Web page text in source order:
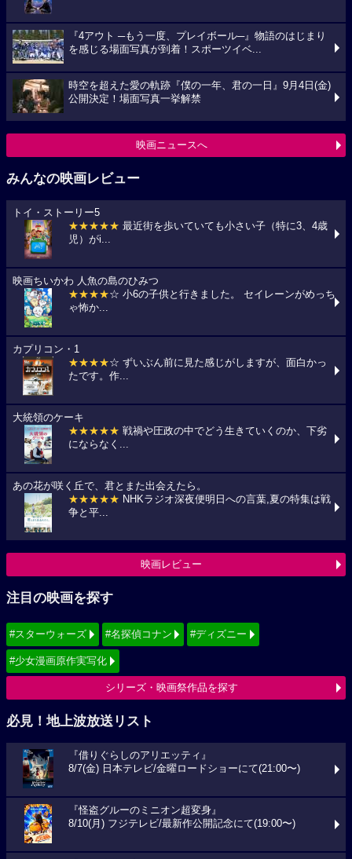
『4アウト ─もう一度、プレイボール─』物語のはじまり
を感じる場面写真が到着！スポーツイベ...
時空を超えた愛の軌跡『僕の一年、君の一日』9月4日(金)
公開決定！場面写真一挙解禁
映画ニュースへ
みんなの映画レビュー
トイ・ストーリー5
★★★★★ 最近街を歩いていても小さい子（特に3、4歳
児）がi...
映画ちいかわ 人魚の島のひみつ
★★★★☆ 小6の子供と行きました。 セイレーンがめっち
ゃ怖か...
カプリコン・1
★★★★☆ ずいぶん前に見た感じがしますが、面白かっ
たです。作...
大統領のケーキ
★★★★★ 戦禍や圧政の中でどう生きていくのか、下劣
にならなく...
あの花が咲く丘で、君とまた出会えたら。
★★★★★ NHKラジオ深夜便明日への言葉,夏の特集は戦
争と平...
映画レビュー
注目の映画を探す
#スターウォーズ #名探偵コナン #ディズニー
#少女漫画原作実写化
シリーズ・映画祭作品を探す
必見！地上波放送リスト
『借りぐらしのアリエッティ』
8/7(金) 日本テレビ/金曜ロードショーにて(21:00〜)
『怪盗グルーのミニオン超変身』
8/10(月) フジテレビ/最新作公開記念にて(19:00〜)